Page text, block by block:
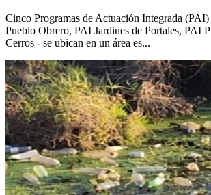
Cinco Programas de Actuación Integrada
Pueblo Obrero, PAI Jardines de Portales, PAI
Cerros - se ubican en un área es...